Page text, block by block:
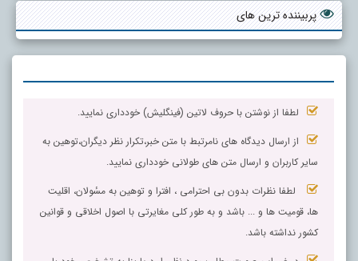
پربیننده ترین های
لطفا از نوشتن با حروف لاتین (فینگلیش) خودداری نمایید.
از ارسال دیدگاه های نامرتبط با متن خبر،تکرار نظر دیگران،توهین به
سایر کاربران و ارسال متن های طولانی خودداری نمایید.
لطفا نظرات بدون بی احترامی ، افترا و توهین به مسٔولان، اقلیت
ها، قومیت ها و ... باشد و به طور کلی مغایرتی با اصول اخلاقی و قوانین
کشور نداشته باشد.